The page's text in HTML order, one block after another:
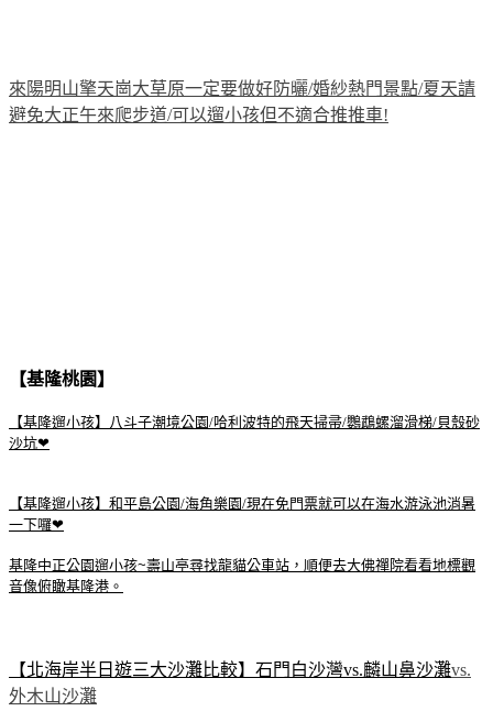
來陽明山擎天崗大草原一定要做好防曬/婚紗熱門景點/夏天請
避免大正午來爬步道/可以遛小孩但不適合推推車!
【基隆桃園】
【基隆遛小孩】八斗子潮境公園/哈利波特的飛天掃帚/鸚鵡螺溜滑梯/貝殼砂
沙坑❤
【基隆遛小孩】和平島公園/海角樂園/現在免門票就可以在海水游泳池消暑
一下囉❤
基隆中正公園遛小孩~壽山亭尋找龍貓公車站，順便去大佛禪院看看地標觀
音像俯瞰基隆港。
【北海岸半日遊三大沙灘比較】石門白沙灣vs.麟山鼻沙灘vs.
外木山沙灘